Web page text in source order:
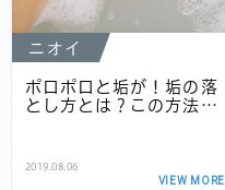
ニオイ
ポロポロと垢が！垢の落
とし方とは？この方法…
2019.08.06
VIEW MORE